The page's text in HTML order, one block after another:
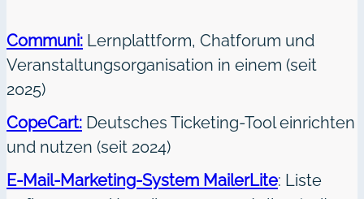
Communi: Lernplattform, Chatforum und
Veranstaltungsorganisation in einem (seit
2025)
CopeCart: Deutsches Ticketing-Tool einrichten
und nutzen (seit 2024)
E-Mail-Marketing-System MailerLite: Liste